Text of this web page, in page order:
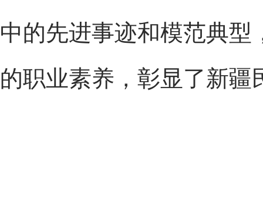
中的先进事迹和模范典
的职业素养，彰显了新